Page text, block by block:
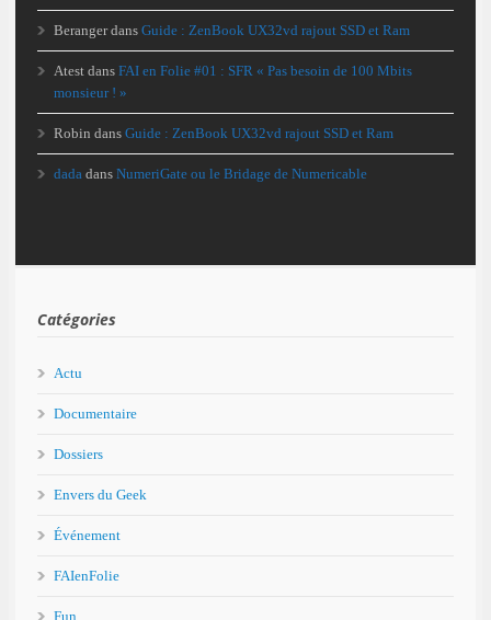
Berangerdans Guide : ZenBook UX32vd rajout SSD et Ram
Atest dans FAI en Folie #01 : SFR « Pas besoin de 100 Mbits
monsieur ! »
Robin dans Guide : ZenBook UX32vd rajout SSD et Ram
dada dans NumeriGate ou le Bridage de Numericable
Catégories
Actu
Documentaire
Dossiers
Envers du Geek
Événement
FAIenFolie
Fun